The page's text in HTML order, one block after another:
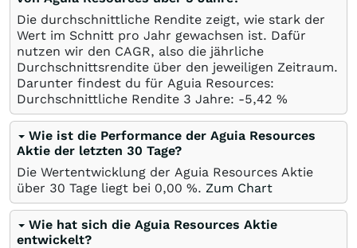
Die durchschnittliche Rendite zeigt, wie stark der
Wert im Schnitt pro Jahr gewachsen ist. Dafür
nutzen wir den CAGR, also die jährliche
Durchschnittsrendite über den jeweiligen Zeitraum.
Darunter findest du für Aguia Resources:
Durchschnittliche Rendite 3 Jahre: -5,42 %
Wie ist die Performance der Aguia Resources
Aktie der letzten 30 Tage?
Die Wertentwicklung der Aguia Resources Aktie
über 30 Tage liegt bei 0,00 %. Zum Chart
Wie hat sich die Aguia Resources Aktie
entwickelt?